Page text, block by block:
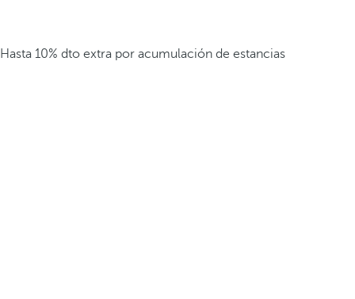
Hasta 10% dto extra por acumulación de estancias